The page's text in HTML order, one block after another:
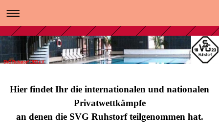
SVG Ruhstorf 1923 e.V.
Hier findet Ihr die internationalen und nationalen
Privatwettkämpfe
an denen die SVG Ruhstorf teilgenommen hat.